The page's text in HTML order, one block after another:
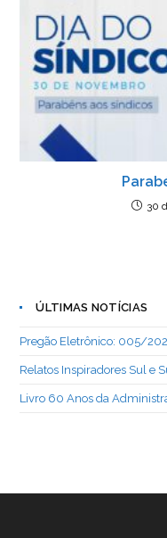
30
ÚLTIMAS NOTÍCIAS
Pregão Eletrônico: 005/
Relatos Inspiradores Sul e
Livro 60 Anos da